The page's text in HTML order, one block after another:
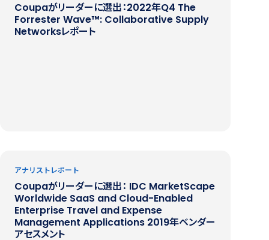
Coupaがリーダーに選出：2022年Q4 The
Forrester Wave™: Collaborative Supply
Networksレポート
アナリストレポート
Coupaがリーダーに選出： IDC MarketScape
Worldwide SaaS and Cloud-Enabled
Enterprise Travel and Expense
Management Applications 2019年ベンダー
アセスメント